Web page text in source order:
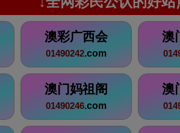
澳彩广西会
01490242.com
澳
澳门妈祖阁
01490246.com
澳